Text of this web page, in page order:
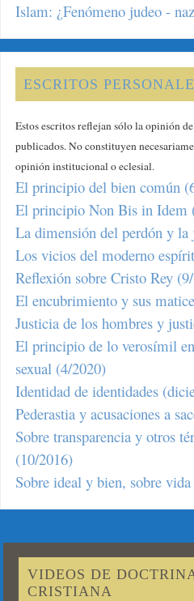
Islam: ¿Fenómeno judeo -
ESCRITOS
Estos escritos reflejan sólo la opinión
publicados. No constituyen
opinión institucional o eclesial.
El principio del bien común
El principio Non Bis in Idem
La dimensión del perdón y
Los vicios del moderno
Reflexión sobre Cristo Rey
El encubrimiento y sus
Justicia de los hombres y
El principio de lo verosímil
sexual (4/2020)
Identidad de identidades
Pederastia y acusaciones a
Sobre transparencia y otros
(10/2016)
Sobre ideal y bien, sobre
VIDEOS DE
CRISTIANA